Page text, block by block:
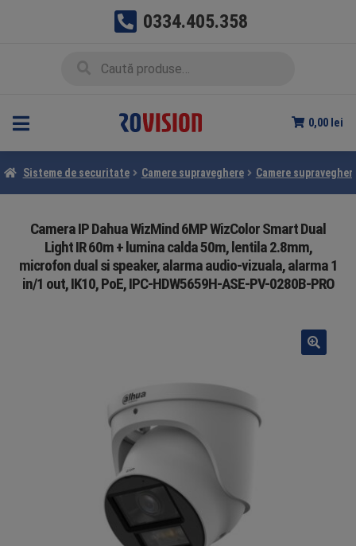
0334.405.358
0,00 lei
Sisteme de securitate Camere supraveghere Camere
Camera IP Dahua WizMind 6MP WizColor Smart Dual
Light IR 60m + lumina calda 50m, lentila 2.8mm,
microfon dual si speaker, alarma audio-vizuala, alarma 1
in/1 out, IK10, PoE, IPC-HDW5659H-ASE-PV-0280B-PRO